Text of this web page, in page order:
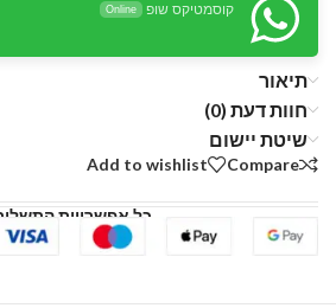
קוסמטיקס שופ Online
תיאור
חוות דעת (0)
שיטת יישום
Compare
Add to wishlist
כל אפשרויות